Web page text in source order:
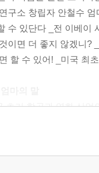
구소 창립자 안철수 엄
수 있단다 _전 이베이
이면 더 좋지 않겠니?
할 수 있어! _미국 최
초기 항공과 영화 산
옳다 _광기로 세계를
있구나 _자식의 도둑
이다 _위선자가 되어